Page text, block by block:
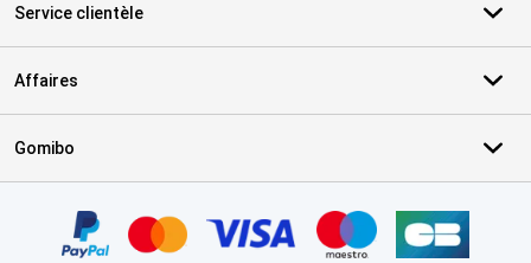
Service clientèle
Affaires
Gomibo